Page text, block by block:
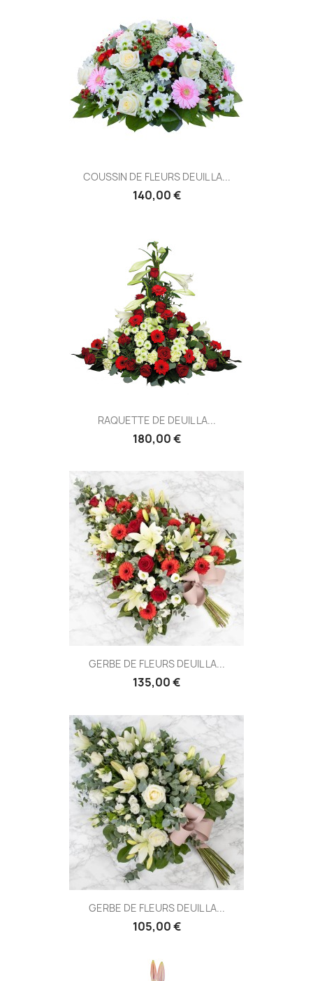
COUSSIN DE FLEURS DEUIL LA...
140,00 €
RAQUETTE DE DEUIL LA...
180,00 €
GERBE DE FLEURS DEUIL LA...
135,00 €
GERBE DE FLEURS DEUIL LA...
105,00 €